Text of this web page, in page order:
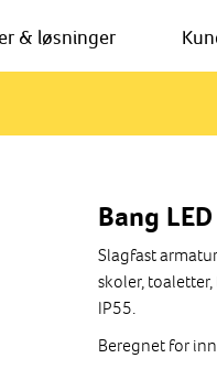
& løsninger
Bang LED
Slagfast
skoler,
IP55.
Beregnet for